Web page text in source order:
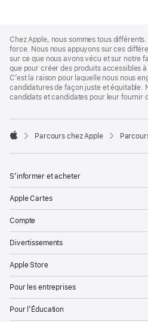
Footer
Chez Apple, nous sommes tous
force. Nous nous appuyons sur ces
sur ce que nous avons vécu et sur notre
que pour créer des produits accessibles
C’est la raison pour laquelle nous nous
candidatures de façon juste et équitable.
candidats et candidates pour leur fournir

Parcours chez Apple
S’informer et acheter
Apple Cartes
Compte
Divertissements
Apple Store
Pour les entreprises
Pour l’Éducation